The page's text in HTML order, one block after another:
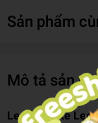
Sản phẩm
Mô tả sản
Lego City Xe